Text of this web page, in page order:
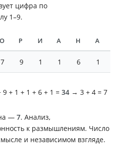
цифра по
1–9.
О Р И А Н А
7 9 1 1 6 1
+ 1 + 1 + 6 + 1 = 34 → 3 + 4 = 7
— 7. Анализ,
к размышлениям. Число
и независимом взгляде.